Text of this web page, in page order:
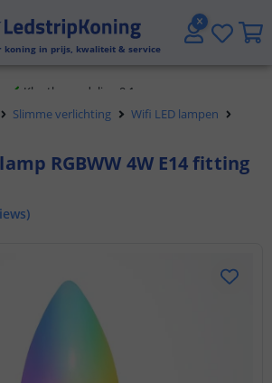
koning in prijs, kwaliteit & service
verzending vanaf € 20,- NL en BE
morgen in huis
Slimme verlichting
Wifi LED lampen
RGBWW 4W E14 fitting
)